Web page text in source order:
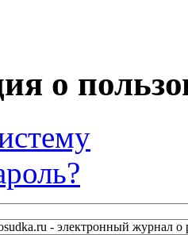
о
- электронный журнал